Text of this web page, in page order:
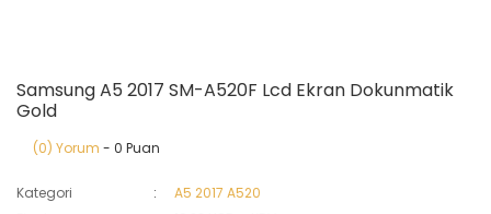
Samsung A5 2017 SM-A520F Lcd Ekran Dokunmatik
Gold
(0) Yorum - 0 Puan
Kategori
A5 2017 A520